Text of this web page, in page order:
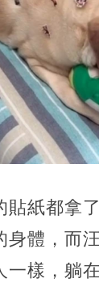
貼紙都拿
身體，而
一樣，躺